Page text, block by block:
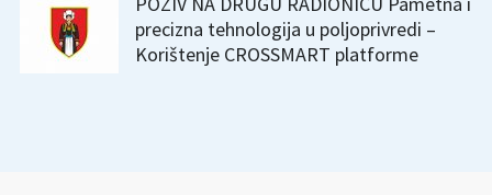
precizna tehnologija u poljoprivredi –
Korištenje CROSSMART platforme